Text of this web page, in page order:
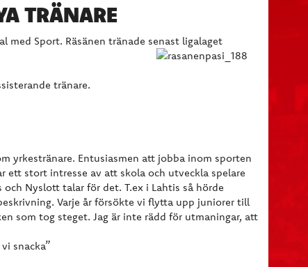
TRÄNARE
med Sport. Räsänen tränade senast ligalaget
tränare.
yrkestränare. Entusiasmen att jobba inom sporten
ett stort intresse av att skola och utveckla spelare
Nyslott talar för det. T.ex i Lahtis så hörde
Varje år försökte vi flytta upp juniorer till
som tog steget. Jag är inte rädd för utmaningar, att
snacka”